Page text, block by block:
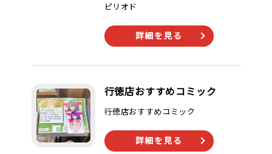
ピリオド
詳細を見る
行徳店おすすめコミック
行徳店おすすめコミック
詳細を見る